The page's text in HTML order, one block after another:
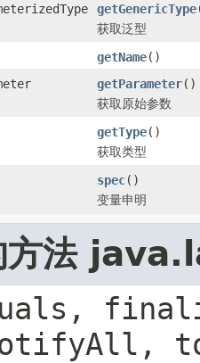
getGenericType
获取泛型
getName()
getParameter()
获取原始参数
getType()
获取类型
spec()
变量申明
方法